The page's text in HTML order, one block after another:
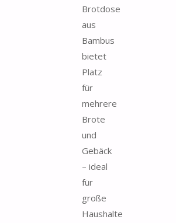
Brotdose
aus
Bambus
bietet
Platz
für
mehrere
Brote
und
Gebäck
– ideal
für
große
Haushalte